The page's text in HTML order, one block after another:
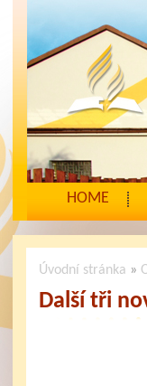
HOME
Úvodní stránka »
Další tři